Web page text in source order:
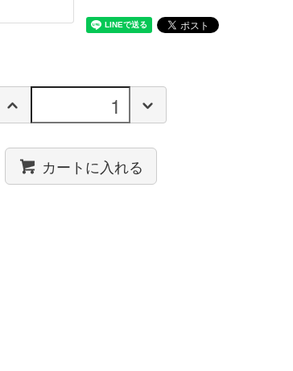
カートに入れる